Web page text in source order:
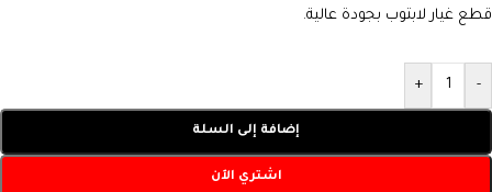
قطع غيار لابتوب بجودة عالية.
-
+
إضافة إلى السلة
اشتري الآن